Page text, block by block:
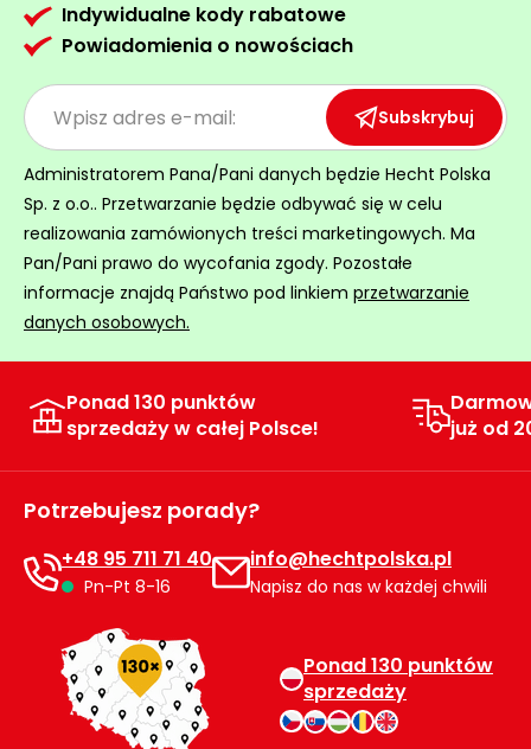
Indywidualne kody rabatowe
Powiadomienia o nowościach
Subskrybuj
Administratorem Pana/Pani danych będzie Hecht Polska
Sp. z o.o.. Przetwarzanie będzie odbywać się w celu
realizowania zamówionych treści marketingowych. Ma
Pan/Pani prawo do wycofania zgody. Pozostałe
informacje znajdą Państwo pod linkiem przetwarzanie
danych osobowych.
Ponad 130 punktów
sprzedaży w całej Polsce!
już od
Potrzebujesz porady?
+48 95 711 71 40
Pn-Pt 8-16
info@hechtpolska.pl
Napisz do nas w każdej chwili
Ponad 130 punktów
sprzedaży